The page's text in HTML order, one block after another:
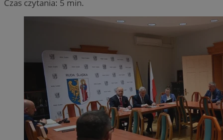
Czas czytania: 5 min.